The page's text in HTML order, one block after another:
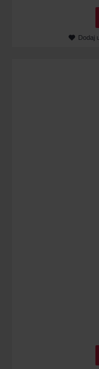
Dodaj